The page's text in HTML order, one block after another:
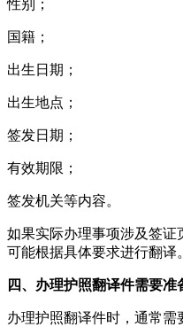
性别；
国籍；
出生日期；
出生地点；
签发日期；
有效期限；
签发机关等内容。
如果实际办理事项涉及签
可能根据具体要求进行翻译。
四、办理护照翻译件需要准
办理护照翻译件时，通常